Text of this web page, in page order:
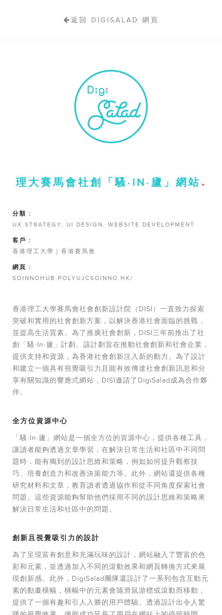
返回 DIGISALAD 網頁
理大賽馬會社創「騷‧IN‧廬」網站
分類 :
UX STRATEGY, UI DESIGN, WEBSITE DEVELOPMENT
客戶 :
香港理工大學｜香港賽馬會
網頁 :
SOINNOHUB.POLYUJCSOINNO.HK/
香港理工大學賽馬會社會創新設計院（DISI）一直致力探索
突破和實用的社會創新方案，以解決香港社會面臨的挑戰，
並提高生活質素。為了推廣社會創新，DISI三年前推出了社
創「騷‧In‧廬」計劃。該計劃旨在推動社會創新和社會企業，
提供支持和資源，為香港社會創新注入新的動力。為了設計
和建立一個具有視覺吸引力且能有效傳達社會創新訊息和分
享有關知識的響應式網站，DISI邀請了DigiSalad成為合作夥
伴。
全方位資源中心
「騷‧In‧廬」網站是一個全方位的資源中心，提供各種工具，
讓讀者能夠透過文章學習，在解決日常生活和社區中不同問
題時，能有獨到的設計思維和策略，例如如何提升觀察技
巧、培養創造力和改善決策能力等。此外，網站還提供各種
研究材料和文章，教育讀者透過協作和從不同角度探索社會
問題。這些資源能夠幫助他們採用不同的設計思維和策略來
解決日常生活和社區中的問題。
創新且視覺吸引力的設計
為了呈現富有創意和充滿玩味的設計，網站融入了豐富的色
彩和元素，並透過加入不同的滾動效果和網頁轉換方式來展
現創新感。此外，DigiSalad團隊還設計了一系列包含互動元
素的動畫橫幅，橫幅中的元素會隨滑鼠游標或滾動而移動，
提供了一個有趣和引人入勝的用戶體驗。透過設計出令人驚